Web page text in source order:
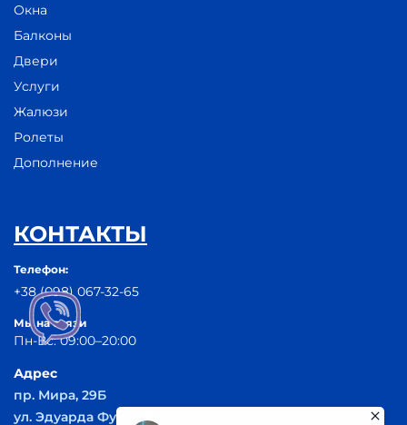
Окна
Балконы
Двери
Услуги
Жалюзи
Ролеты
Дополнение
КОНТАКТЫ
Телефон:
+38 (098) 067-32-65
Мы на связи
Пн-Вс: 09:00–20:00
Адрес
пр. Мира, 29Б
ул. Эдуарда Фукса 55